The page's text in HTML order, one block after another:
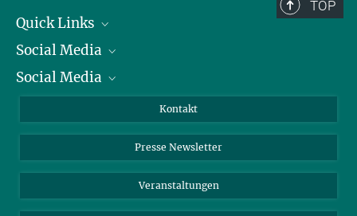
TOP
Quick Links
Präsident
Zahlen und Fakten
Social Media
Bluesky
TikTok
Social Media
Instagram
YouTube
Kontakt
Presse Newsletter
Veranstaltungen